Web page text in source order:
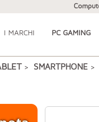
I MARCHI PC GAMING
> SMARTPHONE >